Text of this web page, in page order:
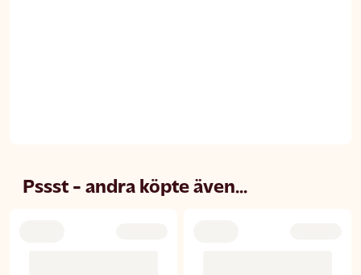
Pssst - andra köpte även...